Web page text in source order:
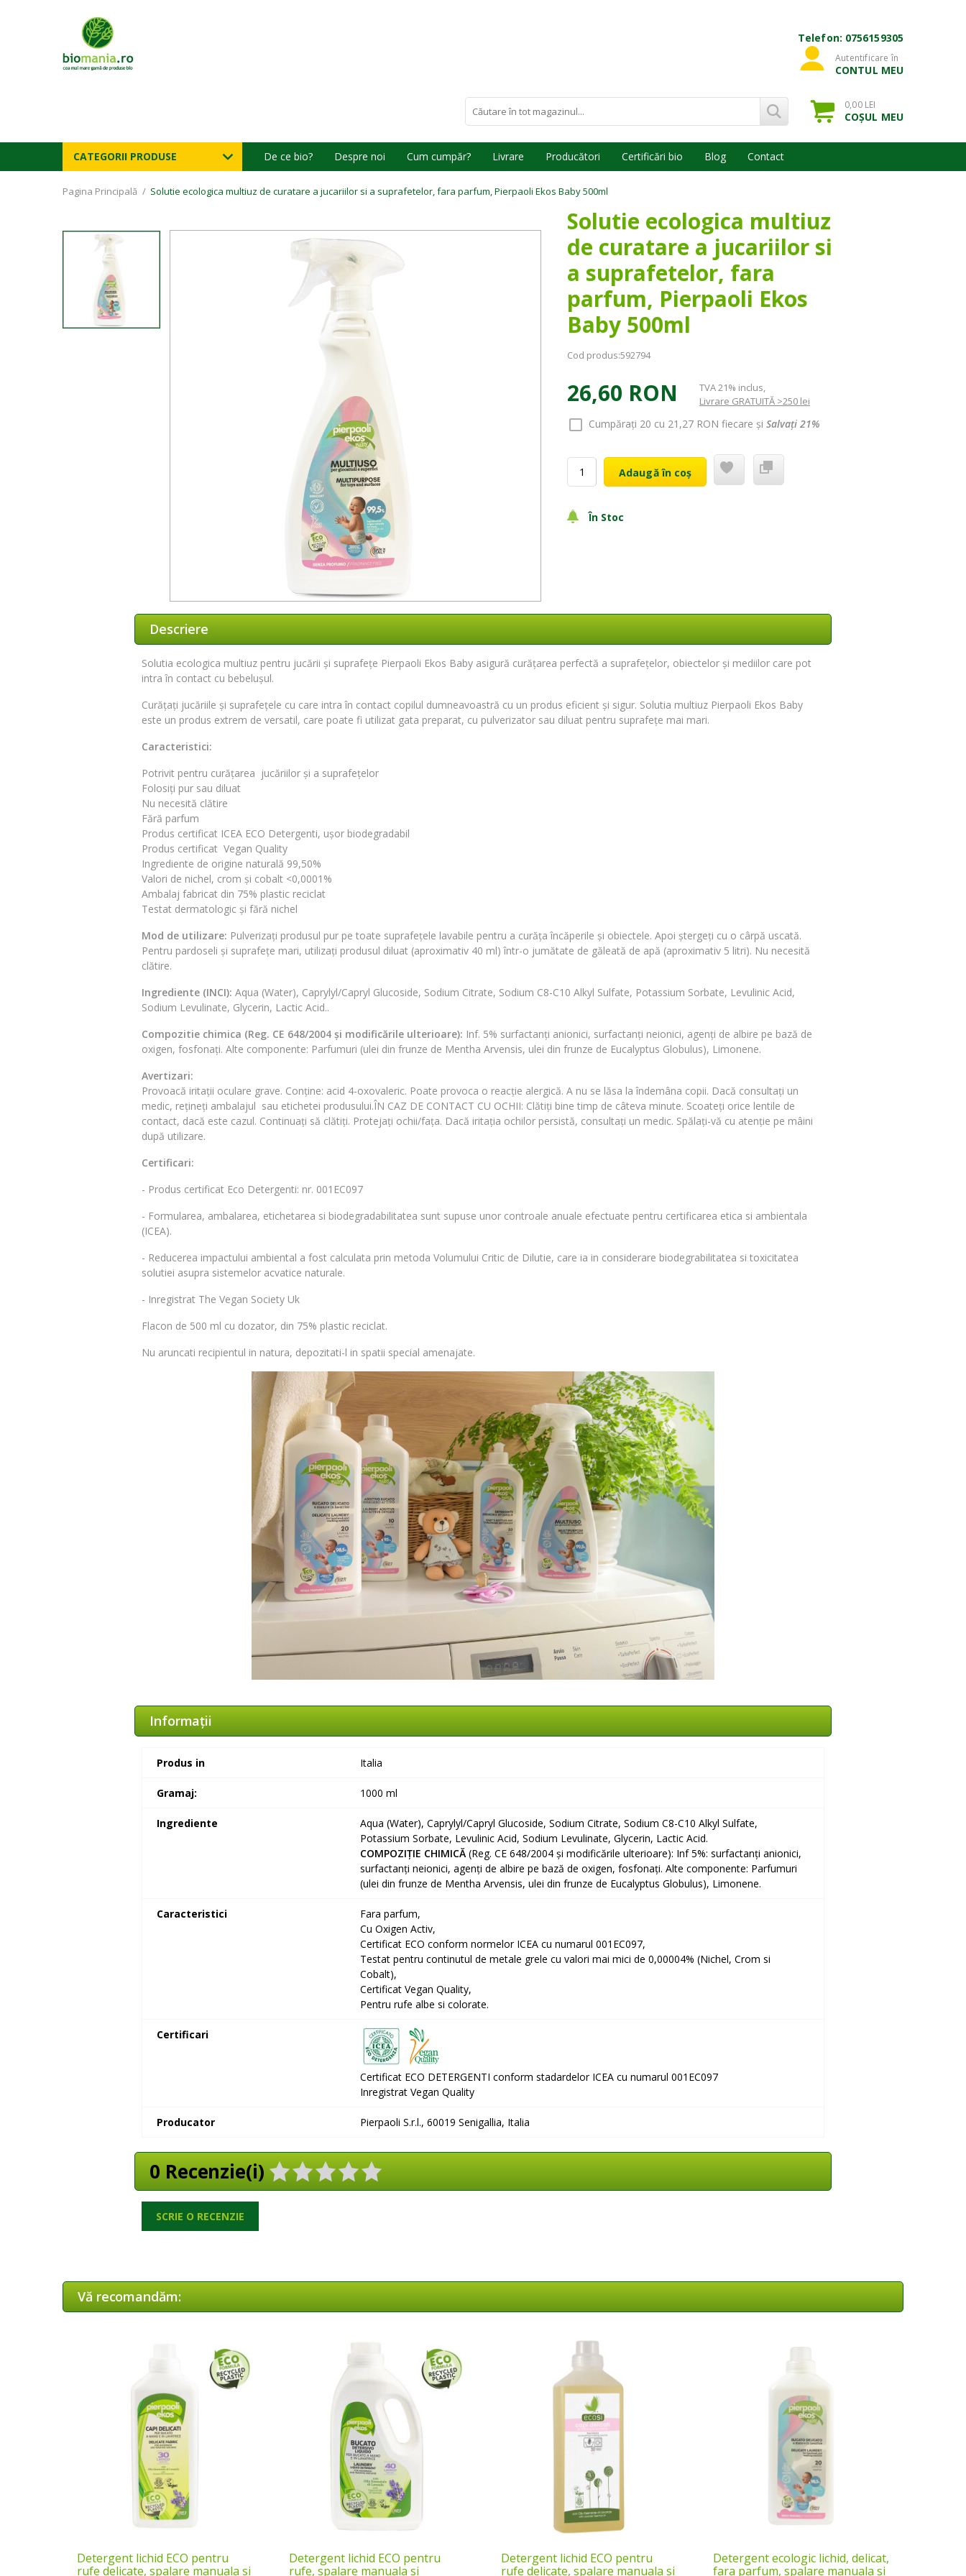
Telefon: 0756159305
Autentificare în
CONTUL MEU
0,00 LEI
COȘUL MEU
CATEGORII PRODUSE De ce bio? Despre noi Cum cumpăr? Livrare Producători Certificări bio Blog Contact
Pagina Principală / Solutie ecologica multiuz de curatare a jucariilor si a suprafetelor, fara parfum, Pierpaoli Ekos Baby 500ml
Solutie ecologica multiuz
de curatare a jucariilor si
a suprafetelor, fara
parfum, Pierpaoli Ekos
Baby 500ml
Cod produs:592794
26,60 RON TVA 21% inclus,
Livrare GRATUITĂ >250 lei
Cumpărați 20 cu 21,27 RON fiecare și Salvați 21%
Adaugă în coș
În Stoc
Descriere
Solutia ecologica multiuz pentru jucării și suprafețe Pierpaoli Ekos Baby asigură curățarea perfectă a suprafețelor, obiectelor și mediilor care pot
intra în contact cu bebelușul.
Curățați jucăriile și suprafețele cu care intra în contact copilul dumneavoastră cu un produs eficient și sigur. Solutia multiuz Pierpaoli Ekos Baby
este un produs extrem de versatil, care poate fi utilizat gata preparat, cu pulverizator sau diluat pentru suprafețe mai mari.
Caracteristici:
Potrivit pentru curățarea jucăriilor și a suprafețelor
Folosiți pur sau diluat
Nu necesită clătire
Fără parfum
Produs certificat ICEA ECO Detergenti, ușor biodegradabil
Produs certificat Vegan Quality
Ingrediente de origine naturală 99,50%
Valori de nichel, crom și cobalt <0,0001%
Ambalaj fabricat din 75% plastic reciclat
Testat dermatologic și fără nichel
Mod de utilizare: Pulverizați produsul pur pe toate suprafețele lavabile pentru a curăța încăperile și obiectele. Apoi ștergeți cu o cârpă uscată.
Pentru pardoseli și suprafețe mari, utilizați produsul diluat (aproximativ 40 ml) într-o jumătate de găleată de apă (aproximativ 5 litri). Nu necesită
clătire.
Ingrediente (INCI): Aqua (Water), Caprylyl/Capryl Glucoside, Sodium Citrate, Sodium C8-C10 Alkyl Sulfate, Potassium Sorbate, Levulinic Acid,
Sodium Levulinate, Glycerin, Lactic Acid..
Compozitie chimica (Reg. CE 648/2004 și modificările ulterioare): Inf. 5% surfactanți anionici, surfactanți neionici, agenți de albire pe bază de
oxigen, fosfonați. Alte componente: Parfumuri (ulei din frunze de Mentha Arvensis, ulei din frunze de Eucalyptus Globulus), Limonene.
Avertizari:
Provoacă iritații oculare grave. Conține: acid 4-oxovaleric. Poate provoca o reacție alergică. A nu se lăsa la îndemâna copii. Dacă consultați un
medic, rețineți ambalajul sau etichetei produsului.ÎN CAZ DE CONTACT CU OCHII: Clătiți bine timp de câteva minute. Scoateți orice lentile de
contact, dacă este cazul. Continuați să clătiți. Protejați ochii/fața. Dacă iritația ochilor persistă, consultați un medic. Spălați-vă cu atenție pe mâini
după utilizare.
Certificari:
- Produs certificat Eco Detergenti: nr. 001EC097
- Formularea, ambalarea, etichetarea si biodegradabilitatea sunt supuse unor controale anuale efectuate pentru certificarea etica si ambientala
(ICEA).
- Reducerea impactului ambiental a fost calculata prin metoda Volumului Critic de Dilutie, care ia in considerare biodegrabilitatea si toxicitatea
solutiei asupra sistemelor acvatice naturale.
- Inregistrat The Vegan Society Uk
Flacon de 500 ml cu dozator, din 75% plastic reciclat.
Nu aruncati recipientul in natura, depozitati-l in spatii special amenajate.
Informaţii
Produs in Italia
Gramaj: 1000 ml
Ingrediente
Aqua (Water), Caprylyl/Capryl Glucoside, Sodium Citrate, Sodium C8-C10 Alkyl Sulfate,
Potassium Sorbate, Levulinic Acid, Sodium Levulinate, Glycerin, Lactic Acid.
COMPOZIȚIE CHIMICĂ (Reg. CE 648/2004 și modificările ulterioare): Inf 5%: surfactanți anionici,
surfactanți neionici, agenți de albire pe bază de oxigen, fosfonați. Alte componente: Parfumuri
(ulei din frunze de Mentha Arvensis, ulei din frunze de Eucalyptus Globulus), Limonene.
Caracteristici
Fara parfum,
Cu Oxigen Activ,
Certificat ECO conform normelor ICEA cu numarul 001EC097,
Testat pentru continutul de metale grele cu valori mai mici de 0,00004% (Nichel, Crom si
Cobalt),
Certificat Vegan Quality,
Pentru rufe albe si colorate.
Certificari
Certificat ECO DETERGENTI conform stadardelor ICEA cu numarul 001EC097
Inregistrat Vegan Quality
Producator Pierpaoli S.r.l., 60019 Senigallia, Italia
0 Recenzie(i)
SCRIE O RECENZIE
Vă recomandăm:
Detergent lichid ECO pentru
rufe delicate, spalare manuala si
Detergent lichid ECO pentru
rufe, spalare manuala si
Detergent lichid ECO pentru
rufe delicate, spalare manuala si
Detergent ecologic lichid, delicat,
fara parfum, spalare manuala si